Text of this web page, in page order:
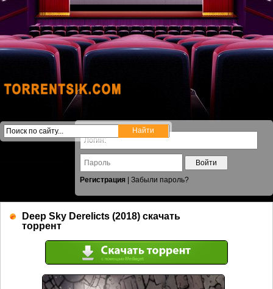
Войти
Регистрация
Забыли пароль?
Deep Sky Derelicts (2018) скачать
торрент